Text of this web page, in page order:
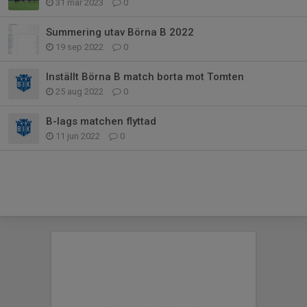
31 mar 2023 0
Summering utav Börna B 2022
19 sep 2022 0
Inställt Börna B match borta mot Tomten
25 aug 2022 0
B-lags matchen flyttad
11 jun 2022 0